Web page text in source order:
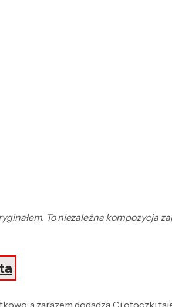
To niezależna kompozycja
a zarazem dodadzą Ci otoczki